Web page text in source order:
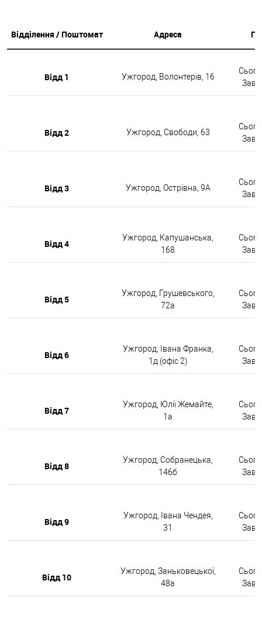
Відділення / Поштомат Адреса
Відд 1 Ужгород, Волонтерів, 16
Відд 2 Ужгород, Свободи, 63
Відд 3 Ужгород, Острівна, 9А
Відд 4
Ужгород, Капушанська,
168
Відд 5
Ужгород, Грушевського,
72а
Відд 6
Ужгород, Івана Франка,
1д (офіс 2)
Відд 7
Ужгород, Юлії Жемайте,
1а
Відд 8
Ужгород, Собранецька,
146б
Відд 9
Ужгород, Івана Чендея,
31
Відд 10
Ужгород, Заньковецької,
48а